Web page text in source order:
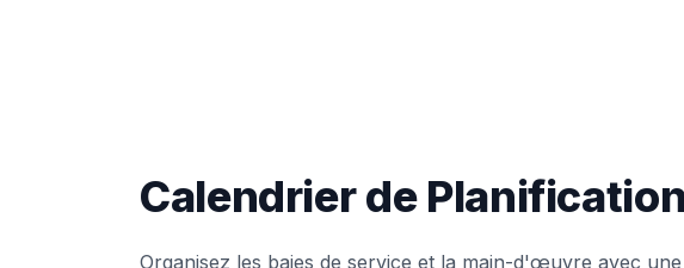
Calendrier de
Organisez les baies de service et la main-d'œuvre avec